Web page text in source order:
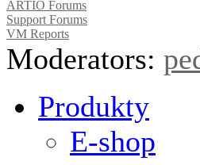
ARTIO Forums
Support Forums
VM Reports
Moderators:
Produkty
E-shop